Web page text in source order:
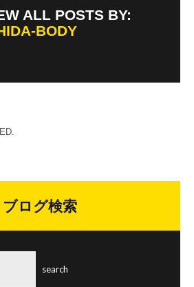
ALL POSTS BY:
BODY
ブログ検索